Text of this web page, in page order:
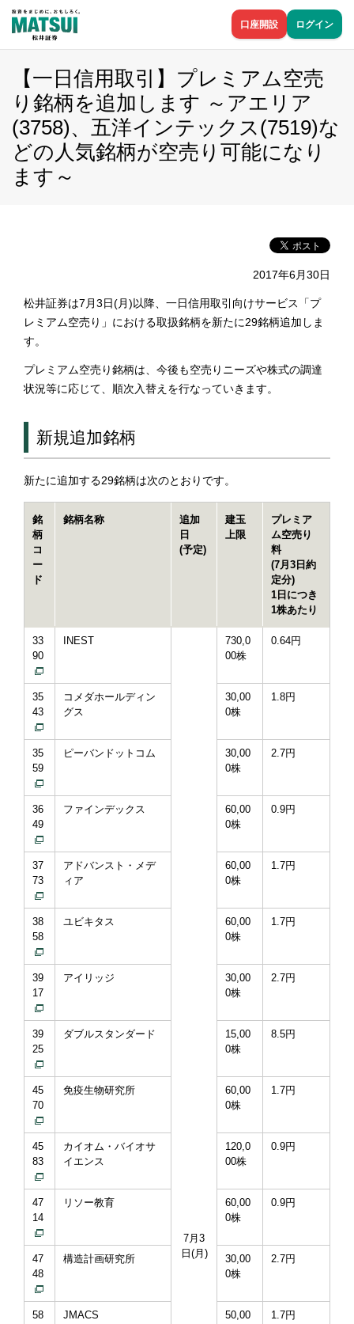
口座開設 ログイン
【一日信用取引】プレミアム空売
り銘柄を追加します ～アエリア
(3758)、五洋インテックス(7519)な
どの人気銘柄が空売り可能になり
ます～
2017年6月30日
松井証券は7月3日(月)以降、一日信用取引向けサービス「プ
レミアム空売り」における取扱銘柄を新たに29銘柄追加しま
す。
プレミアム空売り銘柄は、今後も空売りニーズや株式の調達
状況等に応じて、順次入替えを行なっていきます。
新規追加銘柄
新たに追加する29銘柄は次のとおりです。
銘
柄
コ
ー
ド
銘柄名称
追加
日
(予定)
建玉
上限
プレミア
ム空売り
料
(7月3日約
定分)
1日につき
1株あたり
33
90
INEST
7月3
日(月)
730,0
00株
0.64円
35
43
コメダホールディン
グス
30,00
0株
1.8円
35
59
ピーバンドットコム
30,00
0株
2.7円
36
49
ファインデックス
60,00
0株
0.9円
37
73
アドバンスト・メデ
ィア
60,00
0株
1.7円
38
58
ユビキタス
60,00
0株
1.7円
39
17
アイリッジ
30,00
0株
2.7円
39
25
ダブルスタンダード
15,00
0株
8.5円
45
70
免疫生物研究所
60,00
0株
1.7円
45
83
カイオム・バイオサ
イエンス
120,0
00株
0.9円
47
14
リソー教育
60,00
0株
0.9円
47
48
構造計画研究所
30,00
0株
2.7円
58
JMACS
50,00
1.7円